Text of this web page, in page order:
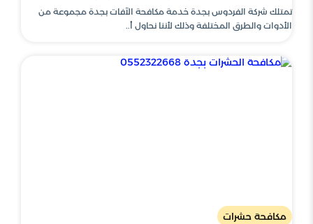
تمتلك شركة الفردوس بجدة خدمة مكافحة الآفات بجدة مجموعة من
الأدوات والطرق المختلفة وذلك لأننا نحاول أ..
مكافحة حشرات